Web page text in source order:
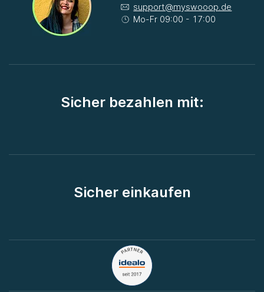
support@myswooop.de
Mo-Fr 09:00 - 17:00
Sicher bezahlen mit:
Sicher einkaufen